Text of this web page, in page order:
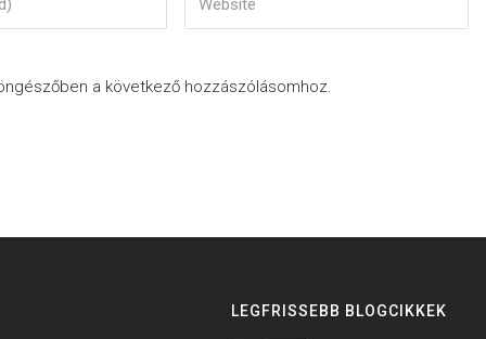
a következő hozzászólásomhoz.
LEGFRISSEBB BLOGCIKKEK